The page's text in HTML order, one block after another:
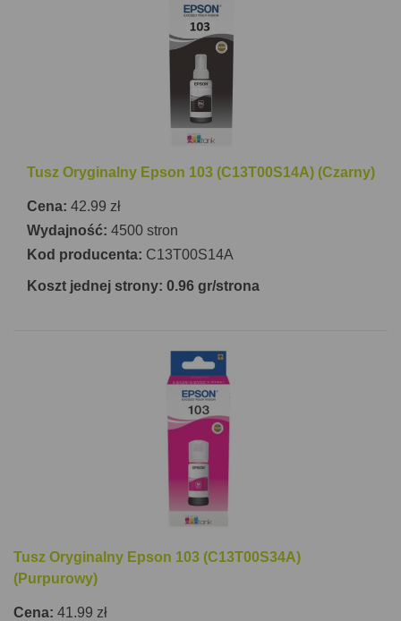
Tusz Oryginalny Epson 103 (C13T00S14A) (Czarny)
Cena: 42.99 zł
Wydajność: 4500 stron
Kod producenta: C13T00S14A
Koszt jednej strony: 0.96 gr/strona
Tusz Oryginalny Epson 103 (C13T00S34A)
(Purpurowy)
Cena: 41.99 zł